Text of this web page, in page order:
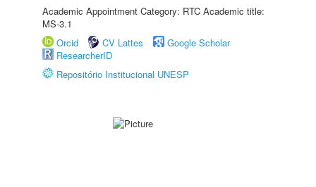
Academic Appointment Category: RTC Academic title:
MS-3.1
Orcid
CV Lattes
Google Scholar
ResearcherID
Repositório Institucional UNESP